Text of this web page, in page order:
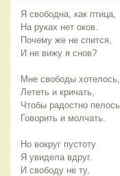
Я свободна, как птица,
На руках нет оков.
Почему же не спится,
И не вижу я снов?
Мне свободы хотелось,
Лететь и кричать,
Чтобы радостно пелось,
Говорить и молчать.
Но вокруг пустоту
Я увидела вдруг.
И свободу не ту,